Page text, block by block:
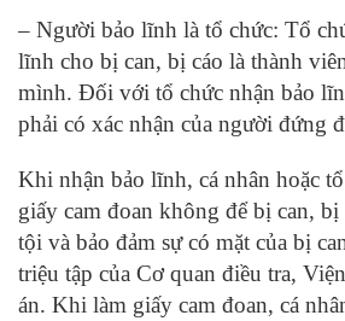
– Người bảo lĩnh là tổ chức: Tổ
lĩnh cho bị can, bị cáo là thành
mình. Đối với tổ chức nhận bảo
phải có xác nhận của người đứng
Khi nhận bảo lĩnh, cá nhân hoặc
giấy cam đoan không để bị can, bị
tội và bảo đảm sự có mặt của bị
triệu tập của Cơ quan điều tra,
án. Khi làm giấy cam đoan, cá